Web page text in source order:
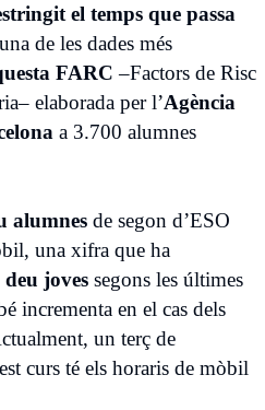
el temps que passa
de les dades més
FARC –Factors de Risc
elaborada per l’Agència
a 3.700 alumnes
alumnes de segon d’ESO
una xifra que ha
joves segons les últimes
incrementa en el cas dels
un terç de
curs té els horaris de mòbil